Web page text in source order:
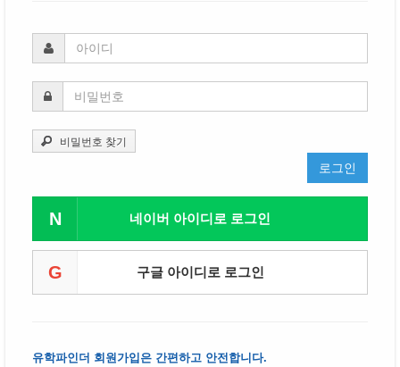
비밀번호 찾기
로그인
N 네이버 아이디로 로그인
G 구글 아이디로 로그인
유학파인더 회원가입은 간편하고 안전합니다.